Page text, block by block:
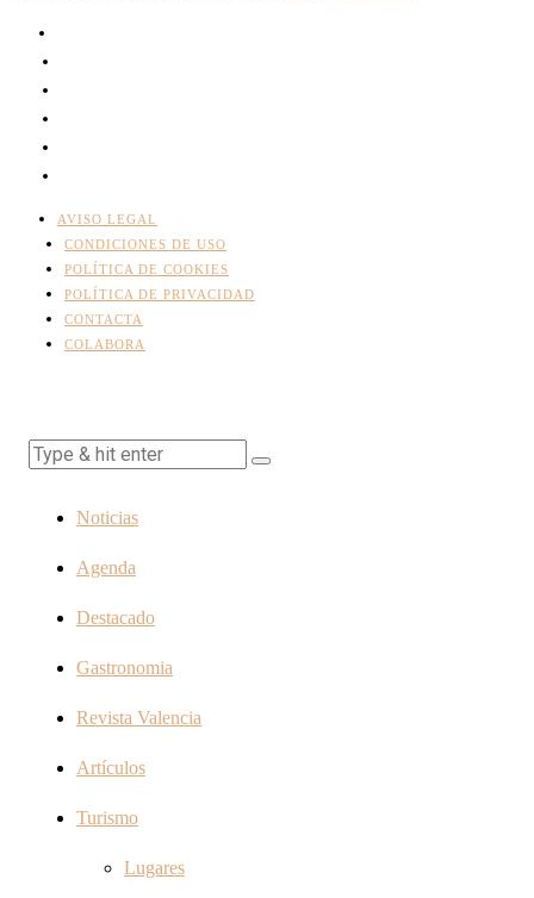
AVISO LEGAL
CONDICIONES DE USO
POLÍTICA DE COOKIES
POLÍTICA DE PRIVACIDAD
CONTACTA
COLABORA
Noticias
Agenda
Destacado
Gastronomia
Revista Valencia
Artículos
Turismo
Lugares